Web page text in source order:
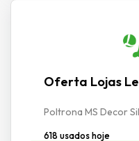
Oferta Lojas
Poltrona MS Decor
618 usados hoje